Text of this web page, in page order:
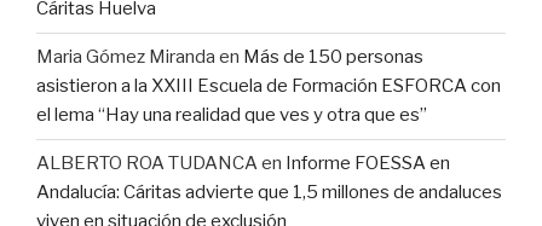
Cáritas Huelva
Maria Gómez Miranda en Más de 150 personas
asistieron a la XXIII Escuela de Formación ESFORCA con
el lema “Hay una realidad que ves y otra que es”
ALBERTO ROA TUDANCAen Informe FOESSA en
Andalucía: Cáritas advierte que 1,5 millones de andaluces
viven en situación de exclusión